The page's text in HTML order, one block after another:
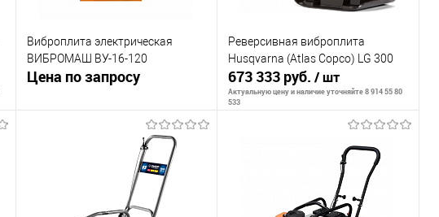
Виброплита электрическая
ВИБРОМАШ ВУ-16-120
Цена по запросу
Запросить цену
Недоступно
Реверсивная виброплита
Husqvarna (Atlas Copco) LG 300
673 333 руб./ шт
Актуальную цену и наличие уточняйте 8 914 55 80
533
Сообщить о наличии
К сравнению